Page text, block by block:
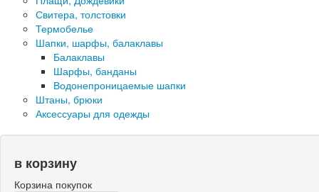
Свитера, толстовки
Термобелье
Шапки, шарфы, балаклавы
Балаклавы
Шарфы, банданы
Водонепроницаемые шапки
Штаны, брюки
Аксессуары для одежды
в корзину
Корзина покупок